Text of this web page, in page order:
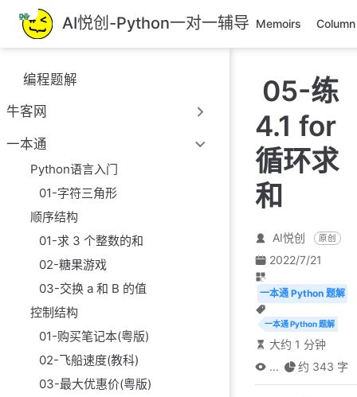
跳
至
主
要
內
容
AI悦创-Python一对一辅导 Memoirs Column
编程题解
牛客网
一本通
Python语言入门
01-字符三角形
顺序结构
01-求 3 个整数的和
02-糖果游戏
03-交换 a 和 B 的值
控制结构
01-购买笔记本(粤版)
02-飞船速度(教科)
03-最大优惠价(粤版)
05-练
4.1 for
循环求
和
AI悦创 原创
2022/7/21
一本通 Python 题解
一本通 Python 题解
大约 1 分钟
...
约 343 字